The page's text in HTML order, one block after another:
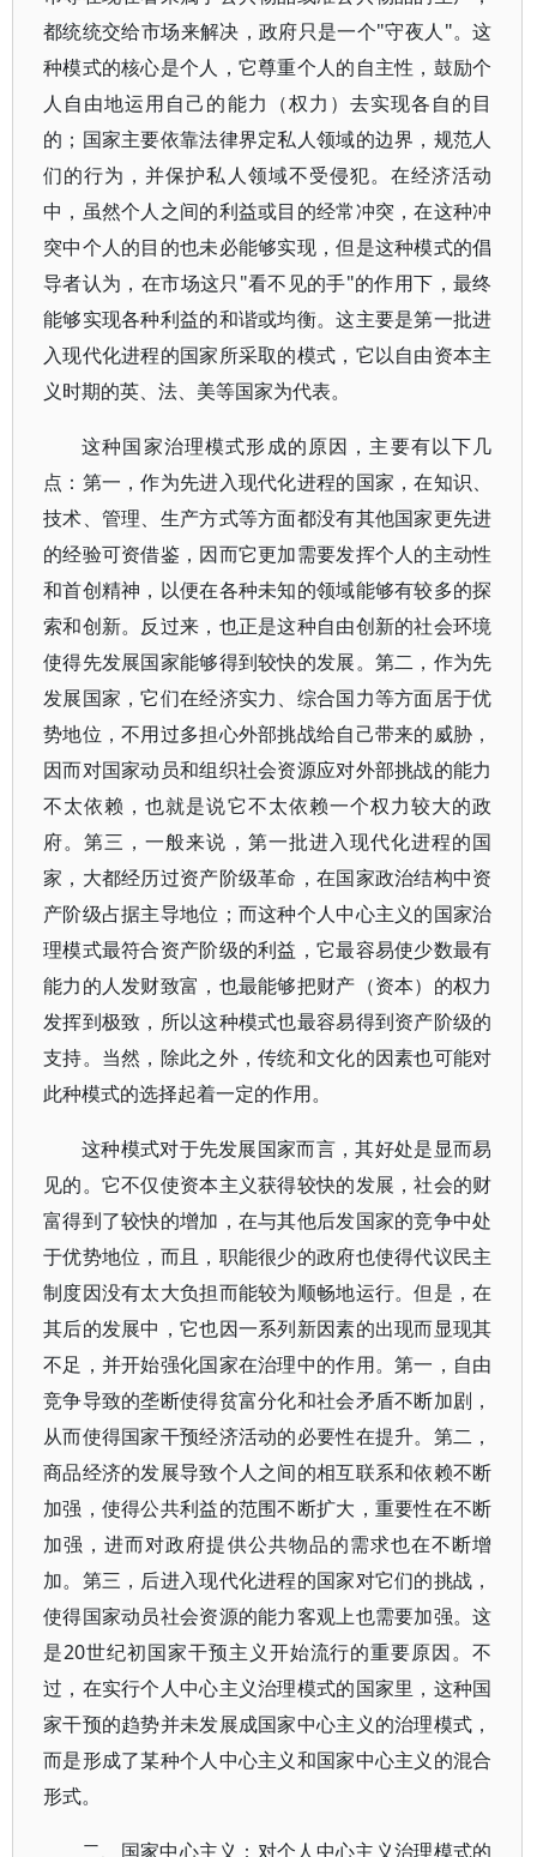
都统统交给市场来解决，政府只是一个"守夜人"。这
种模式的核心是个人，它尊重个人的自主性，鼓励个
人自由地运用自己的能力（权力）去实现各自的目
的；国家主要依靠法律界定私人领域的边界，规范人
们的行为，并保护私人领域不受侵犯。在经济活动
中，虽然个人之间的利益或目的经常冲突，在这种冲
突中个人的目的也未必能够实现，但是这种模式的倡
导者认为，在市场这只"看不见的手"的作用下，最终
能够实现各种利益的和谐或均衡。这主要是第一批进
入现代化进程的国家所采取的模式，它以自由资本主
义时期的英、法、美等国家为代表。
这种国家治理模式形成的原因，主要有以下几
点：第一，作为先进入现代化进程的国家，在知识、
技术、管理、生产方式等方面都没有其他国家更先进
的经验可资借鉴，因而它更加需要发挥个人的主动性
和首创精神，以便在各种未知的领域能够有较多的探
索和创新。反过来，也正是这种自由创新的社会环境
使得先发展国家能够得到较快的发展。第二，作为先
发展国家，它们在经济实力、综合国力等方面居于优
势地位，不用过多担心外部挑战给自己带来的威胁，
因而对国家动员和组织社会资源应对外部挑战的能力
不太依赖，也就是说它不太依赖一个权力较大的政
府。第三，一般来说，第一批进入现代化进程的国
家，大都经历过资产阶级革命，在国家政治结构中资
产阶级占据主导地位；而这种个人中心主义的国家治
理模式最符合资产阶级的利益，它最容易使少数最有
能力的人发财致富，也最能够把财产（资本）的权力
发挥到极致，所以这种模式也最容易得到资产阶级的
支持。当然，除此之外，传统和文化的因素也可能对
此种模式的选择起着一定的作用。
这种模式对于先发展国家而言，其好处是显而易
见的。它不仅使资本主义获得较快的发展，社会的财
富得到了较快的增加，在与其他后发国家的竞争中处
于优势地位，而且，职能很少的政府也使得代议民主
制度因没有太大负担而能较为顺畅地运行。但是，在
其后的发展中，它也因一系列新因素的出现而显现其
不足，并开始强化国家在治理中的作用。第一，自由
竞争导致的垄断使得贫富分化和社会矛盾不断加剧，
从而使得国家干预经济活动的必要性在提升。第二，
商品经济的发展导致个人之间的相互联系和依赖不断
加强，使得公共利益的范围不断扩大，重要性在不断
加强，进而对政府提供公共物品的需求也在不断增
加。第三，后进入现代化进程的国家对它们的挑战，
使得国家动员社会资源的能力客观上也需要加强。这
是20世纪初国家干预主义开始流行的重要原因。不
过，在实行个人中心主义治理模式的国家里，这种国
家干预的趋势并未发展成国家中心主义的治理模式，
而是形成了某种个人中心主义和国家中心主义的混合
形式。
二、国家中心主义：对个人中心主义治理模式的